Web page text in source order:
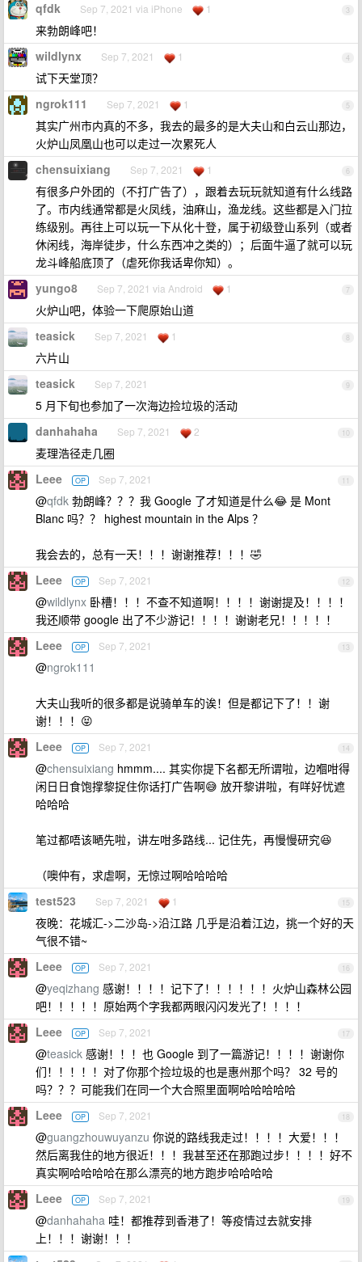
3
qfdk Sep 7, 2021 via iPhone 1
来勃朗峰吧！
4
wildlynx Sep 7, 2021 1
试下天堂顶？
5
ngrok111 Sep 7, 2021 1
其实广州市内真的不多，我去的最多的是大夫山和白云山那边，
火炉山凤凰山也可以走过一次累死人
6
chensuixiang Sep 7, 2021 1
有很多户外团的（不打广告了），跟着去玩玩就知道有什么线路
了。市内线通常都是火凤线，油麻山，渔龙线。这些都是入门拉
练级别。再往上可以玩一下从化十登，属于初级登山系列（或者
休闲线，海岸徒步，什么东西冲之类的）；后面牛逼了就可以玩
龙斗峰船底顶了（虐死你我话卑你知）。
7
yungo8 Sep 7, 2021 via Android 1
火炉山吧，体验一下爬原始山道
8
teasick Sep 7, 2021 1
六片山
9
teasick Sep 7, 2021
5 月下旬也参加了一次海边捡垃圾的活动
10
danhahaha Sep 7, 2021 2
麦理浩径走几圈
11
Leee OP Sep 7, 2021
@qfdk 勃朗峰？？？我 Google 了才知道是什么😂 是 Mont
Blanc 吗？？ highest mountain in the Alps ？
我会去的，总有一天！！！谢谢推荐！！！🤣
12
Leee OP Sep 7, 2021
@wildlynx 卧槽！！！不查不知道啊！！！！谢谢提及！！！！
我还顺带 google 出了不少游记！！！！谢谢老兄！！！！！
13
Leee OP Sep 7, 2021
@ngrok111
大夫山我听的很多都是说骑单车的诶！但是都记下了！！谢
谢！！！😝
14
Leee OP Sep 7, 2021
@chensuixiang hmmm.... 其实你提下名都无所谓啦，边嗰咁得
闲日日食饱撑黎捉住你话打广告啊😅 放开黎讲啦，有咩好忧遮
哈哈哈
笔过都唔该嗮先啦，讲左咁多路线... 记住先，再慢慢研究😆
（噢仲有，求虐啊，无惊过啊哈哈哈哈
15
test523 Sep 7, 2021 1
夜晚：花城汇->二沙岛->沿江路 几乎是沿着江边，挑一个好的天
气很不错~
16
Leee OP Sep 7, 2021
@yeqizhang 感谢！！！！记下了！！！！！！火炉山森林公园
吧！！！！！原始两个字我都两眼闪闪发光了！！！！
17
Leee OP Sep 7, 2021
@teasick 感谢！！！也 Google 到了一篇游记！！！！谢谢你
们！！！！！对了你那个捡垃圾的也是惠州那个吗？ 32 号的
吗？？？可能我们在同一个大合照里面啊哈哈哈哈哈
18
Leee OP Sep 7, 2021
@guangzhouwuyanzu 你说的路线我走过！！！！大爱！！！
然后离我住的地方很近！！！我甚至还在那跑过步！！！！好不
真实啊哈哈哈哈在那么漂亮的地方跑步哈哈哈哈
19
Leee OP Sep 7, 2021
@danhahaha 哇！都推荐到香港了！等疫情过去就安排
上！！！谢谢！！！